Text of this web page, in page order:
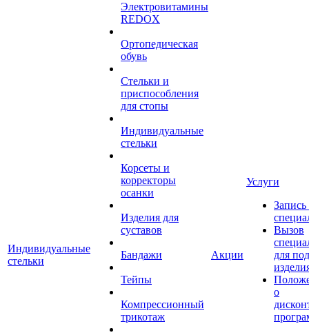
Индивидуальные
стельки
Электровитамины
REDOX
Ортопедическая
обувь
Стельки и
приспособления
для стопы
Индивидуальные
стельки
Корсеты и
корректоры
осанки
Изделия для
суставов
Бандажи
Тейпы
Компрессионный
трикотаж
Акции
Услуги
Запись
Вызов
для
о